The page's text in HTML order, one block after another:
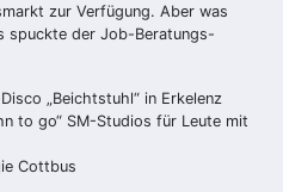
zur Verfügung. Aber was
spuckte der Job-Beratungs-
„Beichtstuhl“ in Erkelenz
to go“ SM-Studios für Leute mit
Cottbus